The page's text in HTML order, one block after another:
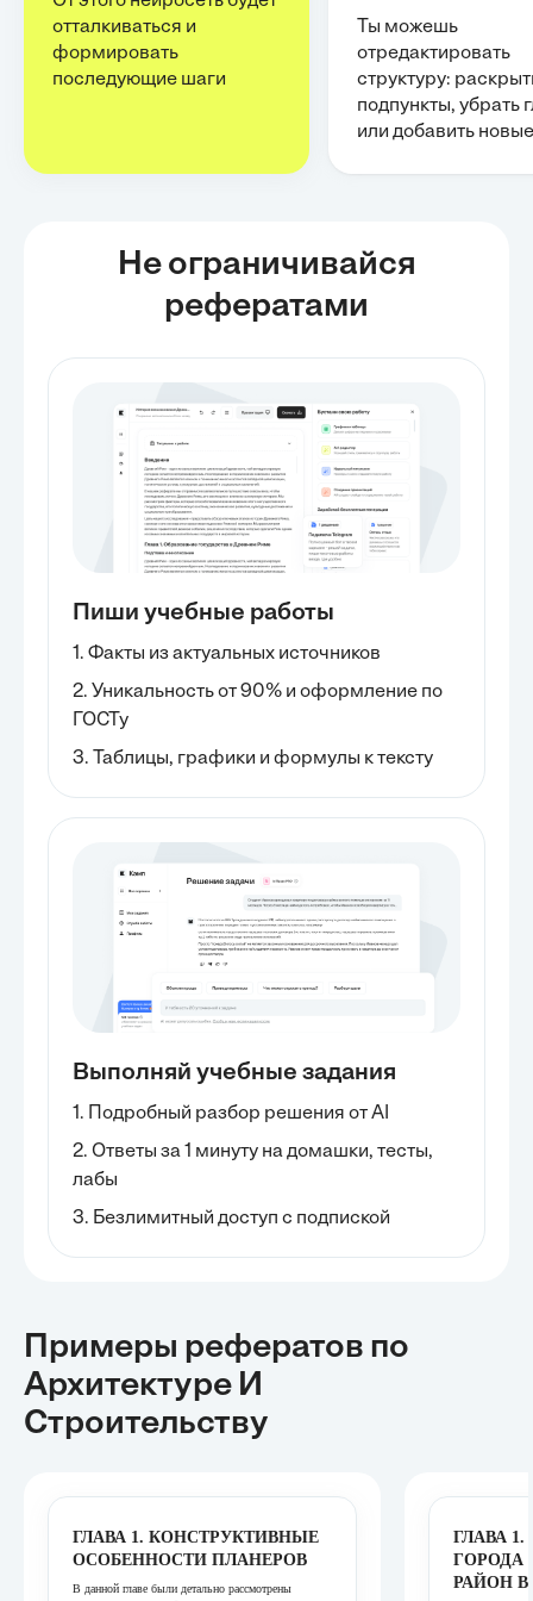
отталкиваться и
формировать
последующие шаги
Ты можешь
отредактировать
структуру:
подпункты, убрать
или добавить новые
Не ограничивайся
рефератами
Пиши учебные работы
1. Факты из актуальных источников
2. Уникальность от 90% и оформление по
ГОСТу
3. Таблицы, графики и формулы к тексту
Выполняй учебные задания
1. Подробный разбор решения от AI
2. Ответы за 1 минуту на домашки, тесты,
лабы
3. Безлимитный доступ с подпиской
Примеры рефератов по
Архитектуре И
Строительству
ГЛАВА 1. КОНСТРУКТИВНЫЕ
ОСОБЕННОСТИ ПЛАНЕРОВ
В данной главе были детально рассмотрены
ГЛАВА
ГОРОДА
РАЙОН В